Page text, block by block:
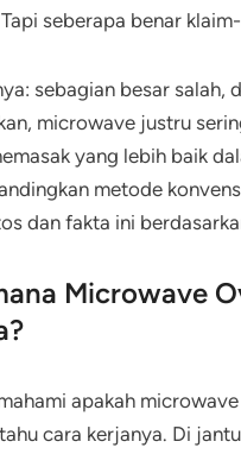
seberapa benar
sebagian besar salah,
microwave justru
yang lebih baik
metode
dan fakta ini
Microwave
apakah
cara kerjanya. Di